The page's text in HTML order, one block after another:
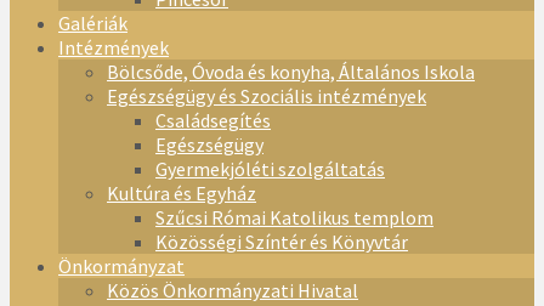
Galériák
Intézmények
Bölcsőde, Óvoda és konyha, Általános Iskola
Egészségügy és Szociális intézmények
Családsegítés
Egészségügy
Gyermekjóléti szolgáltatás
Kultúra és Egyház
Szűcsi Római Katolikus templom
Közösségi Színtér és Könyvtár
Önkormányzat
Közös Önkormányzati Hivatal